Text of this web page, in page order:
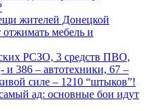
жителей Донецкой
отжимать мебель и
РСЗО, 3 средств ПВО,
и 386 – автотехники, 67 –
силе – 1210 “штыков”!
ад: основные бои идут